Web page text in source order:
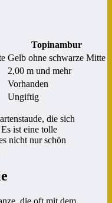
Topinambur
Gelb ohne schwarze Mitte
2,00 m und mehr
Vorhanden
Ungiftig
die sich
ist eine tolle
nicht nur schön